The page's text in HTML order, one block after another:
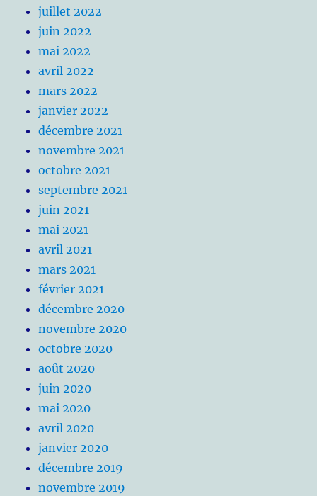
juillet 2022
juin 2022
mai 2022
avril 2022
mars 2022
janvier 2022
décembre 2021
novembre 2021
octobre 2021
septembre 2021
juin 2021
mai 2021
avril 2021
mars 2021
février 2021
décembre 2020
novembre 2020
octobre 2020
août 2020
juin 2020
mai 2020
avril 2020
janvier 2020
décembre 2019
novembre 2019